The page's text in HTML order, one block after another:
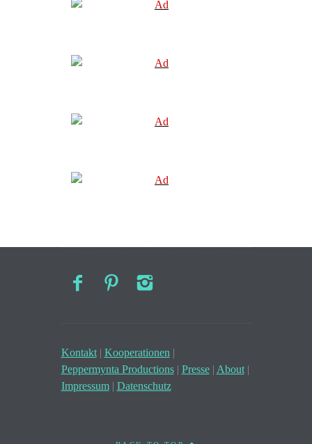
Kontakt| Kooperationen |
Peppermynta Productions| Presse| About|
Impressum| Datenschutz